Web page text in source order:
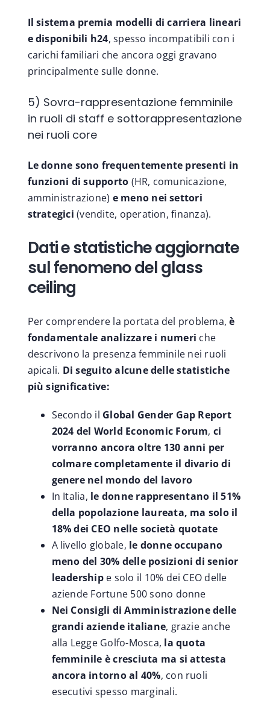
Il sistema premia modelli di carriera lineari
e disponibili h24, spesso incompatibili con i
carichi familiari che ancora oggi gravano
principalmente sulle donne.
5) Sovra-rappresentazione femminile
in ruoli di staff e sottorappresentazione
nei ruoli core
Le donne sono frequentemente presenti in
funzioni di supporto (HR, comunicazione,
amministrazione) e meno nei settori
strategici (vendite, operation, finanza).
Dati e statistiche aggiornate
sul fenomeno del glass
ceiling
Per comprendere la portata del problema,è
fondamentale analizzare i numeri che
descrivono la presenza femminile nei ruoli
apicali. Di seguito alcune delle statistiche
più significative:
Secondo il Global Gender Gap Report
2024 del World Economic Forum, ci
vorranno ancora oltre 130 anni per
colmare completamente il divario di
genere nel mondo del lavoro
In Italia, le donne rappresentano il 51%
della popolazione laureata, ma solo il
18% dei CEO nelle società quotate
A livello globale, le donne occupano
meno del 30% delle posizioni di senior
leadershipe solo il 10% dei CEO delle
aziende Fortune 500 sono donne
Nei Consigli di Amministrazione delle
grandi aziende italiane, grazie anche
alla Legge Golfo-Mosca, la quota
femminile è cresciuta ma si attesta
ancora intorno al 40%, con ruoli
esecutivi spesso marginali.